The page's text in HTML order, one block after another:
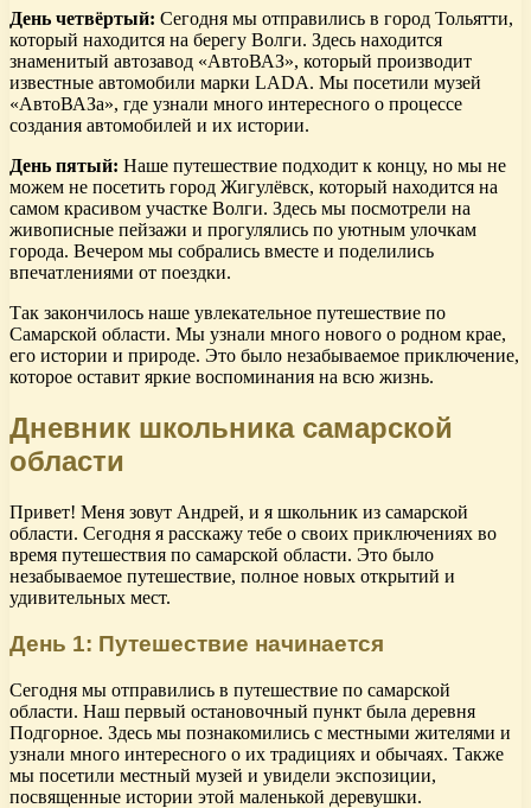
День четвёртый: Сегодня мы отправились в город Тольятти,
который находится на берегу Волги. Здесь находится
знаменитый автозавод «АвтоВАЗ», который производит
известные автомобили марки LADA. Мы посетили музей
«АвтоВАЗа», где узнали много интересного о процессе
создания автомобилей и их истории.
День пятый: Наше путешествие подходит к концу, но мы не
можем не посетить город Жигулёвск, который находится на
самом красивом участке Волги. Здесь мы посмотрели на
живописные пейзажи и прогулялись по уютным улочкам
города. Вечером мы собрались вместе и поделились
впечатлениями от поездки.
Так закончилось наше увлекательное путешествие по
Самарской области. Мы узнали много нового о родном крае,
его истории и природе. Это было незабываемое приключение,
которое оставит яркие воспоминания на всю жизнь.
Дневник школьника самарской
области
Привет! Меня зовут Андрей, и я школьник из самарской
области. Сегодня я расскажу тебе о своих приключениях во
время путешествия по самарской области. Это было
незабываемое путешествие, полное новых открытий и
удивительных мест.
День 1: Путешествие начинается
Сегодня мы отправились в путешествие по самарской
области. Наш первый остановочный пункт была деревня
Подгорное. Здесь мы познакомились с местными жителями и
узнали много интересного о их традициях и обычаях. Также
мы посетили местный музей и увидели экспозиции,
посвященные истории этой маленькой деревушки.